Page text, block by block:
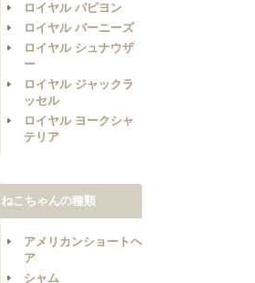
ロイヤル パピヨン
ロイヤル バーニーズ
ロイヤル シュナウザ
ー
ロイヤル ジャックラ
ッセル
ロイヤル ヨークシャ
テリア
ねこちゃんの種類
アメリカンショートヘ
ア
シャム